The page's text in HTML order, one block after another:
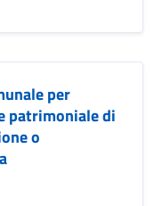
per
patrimoniale di
o